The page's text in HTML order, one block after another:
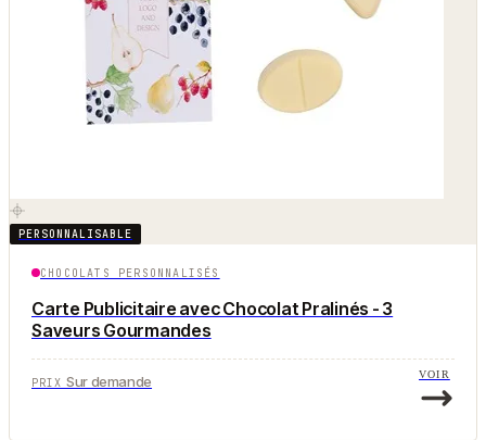
PERSONNALISABLE
CHOCOLATS PERSONNALISÉS
Carte Publicitaire avec Chocolat Pralinés - 3
Saveurs Gourmandes
PRIX Sur demande VOIR